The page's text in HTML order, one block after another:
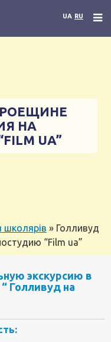
UA RU
НА
UA”
школярів » Голливуд
“Film ua”
экскурсию в
Голливуд на